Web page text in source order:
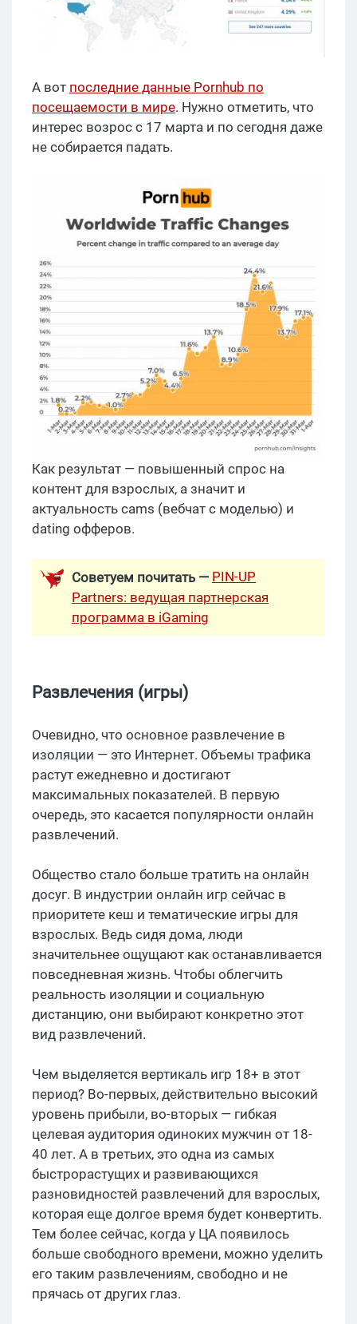
А вот последние данные Pornhub по
посещаемости в мире. Нужно отметить, что
интерес возрос с 17 марта и по сегодня даже
не собирается падать.
Как результат — повышенный спрос на
контент для взрослых, а значит и
актуальность cams (вебчат с моделью) и
dating офферов.
Советуем почитать — PIN-UP
Partners: ведущая партнерская
программа в iGaming
Развлечения (игры)
Очевидно, что основное развлечение в
изоляции — это Интернет. Объемы трафика
растут ежедневно и достигают
максимальных показателей. В первую
очередь, это касается популярности онлайн
развлечений.
Общество стало больше тратить на онлайн
досуг. В индустрии онлайн игр сейчас в
приоритете кеш и тематические игры для
взрослых. Ведь сидя дома, люди
значительнее ощущают как останавливается
повседневная жизнь. Чтобы облегчить
реальность изоляции и социальную
дистанцию, они выбирают конкретно этот
вид развлечений.
Чем выделяется вертикаль игр 18+ в этот
период? Во-первых, действительно высокий
уровень прибыли, во-вторых — гибкая
целевая аудитория одиноких мужчин от 18-
40 лет. А в третьих, это одна из самых
быстрорастущих и развивающихся
разновидностей развлечений для взрослых,
которая еще долгое время будет конвертить.
Тем более сейчас, когда у ЦА появилось
больше свободного времени, можно уделить
его таким развлечениям, свободно и не
прячась от других глаз.